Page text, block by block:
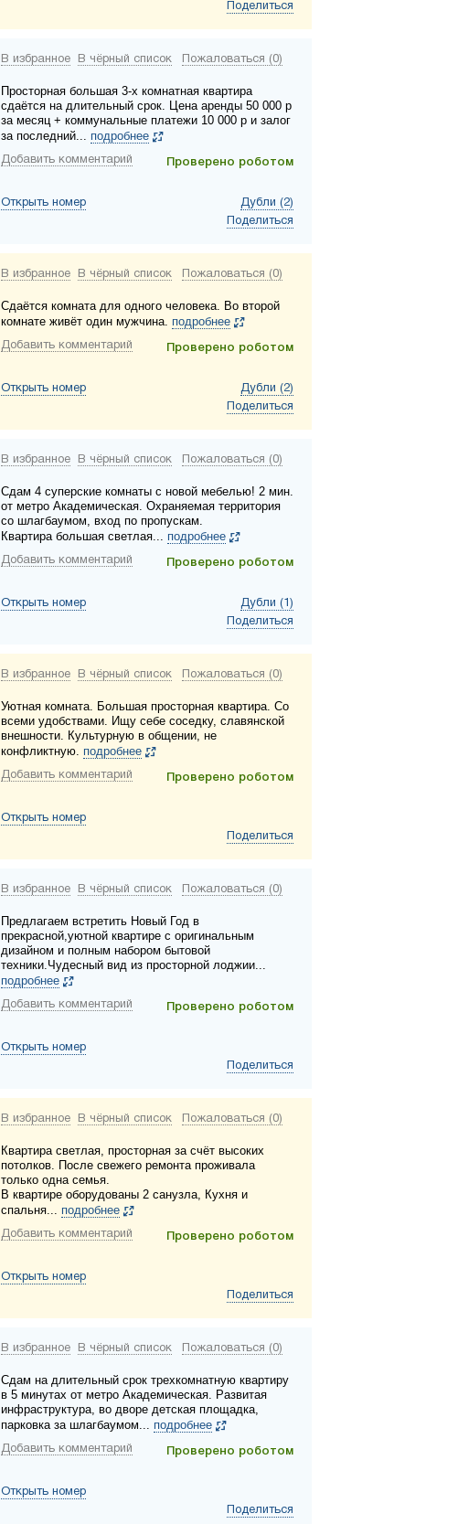
Поделиться
В избранное В чёрный список Пожаловаться (0)
Просторная большая 3-х комнатная квартира
сдаётся на длительный срок. Цена аренды 50 000 р
за месяц + коммунальные платежи 10 000 р и залог
за последний... подробнее
Проверено роботом
Добавить комментарий
Открыть номер
Дубли (2)
Поделиться
В избранное В чёрный список Пожаловаться (0)
Сдаётся комната для одного человека. Во второй
комнате живёт один мужчина. подробнее
Проверено роботом
Добавить комментарий
Открыть номер
Дубли (2)
Поделиться
В избранное В чёрный список Пожаловаться (0)
Сдам 4 суперские комнаты с новой мебелью! 2 мин.
от метро Академическая. Охраняемая территория
со шлагбаумом, вход по пропускам.
Квартира большая светлая... подробнее
Проверено роботом
Добавить комментарий
Открыть номер
Дубли (1)
Поделиться
В избранное В чёрный список Пожаловаться (0)
Уютная комната. Большая просторная квартира. Со
всеми удобствами. Ищу себе соседку, славянской
внешности. Культурную в общении, не
конфликтную. подробнее
Проверено роботом
Добавить комментарий
Открыть номер
Поделиться
В избранное В чёрный список Пожаловаться (0)
Предлагаем встретить Новый Год в
прекрасной,уютной квартире с оригинальным
дизайном и полным набором бытовой
техники.Чудесный вид из просторной лоджии...
подробнее
Проверено роботом
Добавить комментарий
Открыть номер
Поделиться
В избранное В чёрный список Пожаловаться (0)
Квартира светлая, просторная за счёт высоких
потолков. После свежего ремонта проживала
только одна семья.
В квартире оборудованы 2 санузла, Кухня и
спальня... подробнее
Проверено роботом
Добавить комментарий
Открыть номер
Поделиться
В избранное В чёрный список Пожаловаться (0)
Сдам на длительный срок трехкомнатную квартиру
в 5 минутах от метро Академическая. Развитая
инфраструктура, во дворе детская площадка,
парковка за шлагбаумом... подробнее
Проверено роботом
Добавить комментарий
Открыть номер
Поделиться